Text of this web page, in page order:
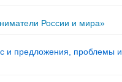
России и мира»
и предложения, проблемы и